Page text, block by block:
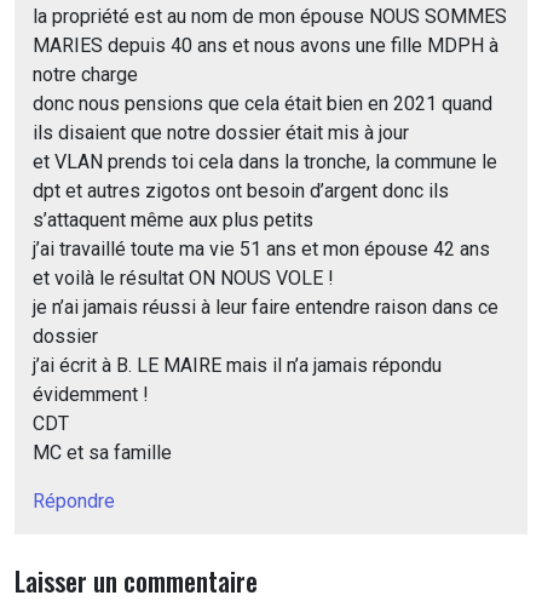
la propriété est au nom de mon épouse NOUS SOMMES
MARIES depuis 40 ans et nous avons une fille MDPH à
notre charge
donc nous pensions que cela était bien en 2021 quand
ils disaient que notre dossier était mis à jour
et VLAN prends toi cela dans la tronche, la commune le
dpt et autres zigotos ont besoin d’argent donc ils
s’attaquent même aux plus petits
j’ai travaillé toute ma vie 51 ans et mon épouse 42 ans
et voilà le résultat ON NOUS VOLE !
je n’ai jamais réussi à leur faire entendre raison dans ce
dossier
j’ai écrit à B. LE MAIRE mais il n’a jamais répondu
évidemment !
CDT
MC et sa famille
Répondre
Laisser un commentaire